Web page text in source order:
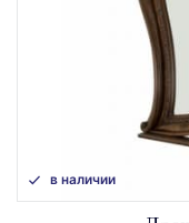
в наличии